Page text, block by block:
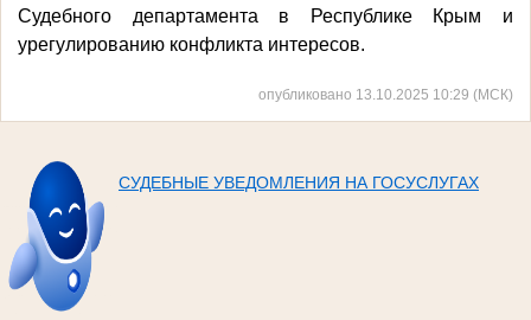
Судебного департамента в Республике Крым и
урегулированию конфликта интересов.
опубликовано 13.10.2025 10:29 (МСК)
СУДЕБНЫЕ УВЕДОМЛЕНИЯ НА ГОСУСЛУГАХ